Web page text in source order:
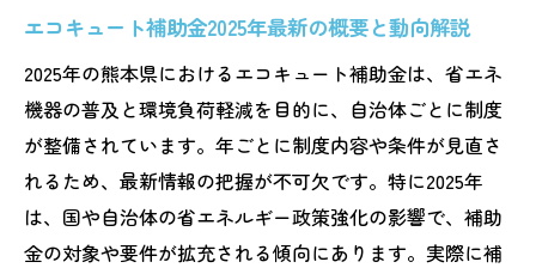
入の関係性
よくある疑問
エコキュート導入時に知りたい熊本県の補助金
制度
熊本県でエコキュート補助金を利用するた
めの基礎知識
エコキュート補助金2025年最新の概要と動向解説
2025年の熊本県におけるエコキュート補助金は、省エネ
機器の普及と環境負荷軽減を目的に、自治体ごとに制度
が整備されています。年ごとに制度内容や条件が見直さ
れるため、最新情報の把握が不可欠です。特に2025年
は、国や自治体の省エネルギー政策強化の影響で、補助
金の対象や要件が拡充される傾向にあります。実際に補